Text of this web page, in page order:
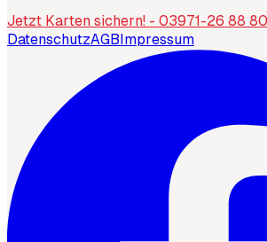
Jetzt Karten sichern! - 03971-26 88
DatenschutzAGBImpressum